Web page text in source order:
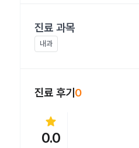
진료 과목
내과
진료 후기 0
star
0.0